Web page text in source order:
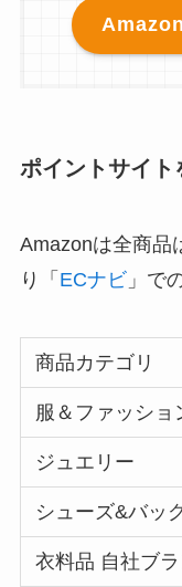
ポイントサイト
Amazonは全商品
り「 ECナビ」で
商品カテゴリ
服＆ファッショ
ジュエリー
シューズ&バッ
衣料品 自社ブ